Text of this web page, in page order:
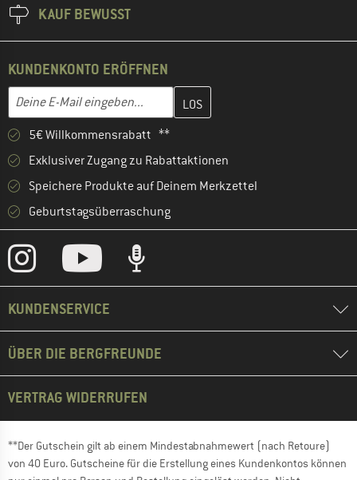
KAUF BEWUSST
KUNDENKONTO ERÖFFNEN
E-Mail-Adresse
Gib hier deine E-Mail-Adresse ein und erstelle im nächsten
5€ Willkommensrabatt **
Exklusiver Zugang zu Rabattaktionen
Speichere Produkte auf Deinem Merkzettel
Geburtstagsüberraschung
KUNDENSERVICE
ÜBER DIE BERGFREUNDE
VERTRAG WIDERRUFEN
**Der Gutschein gilt ab einem Mindestabnahmewert (nach Retoure)
von 40 Euro. Gutscheine für die Erstellung eines Kundenkontos können